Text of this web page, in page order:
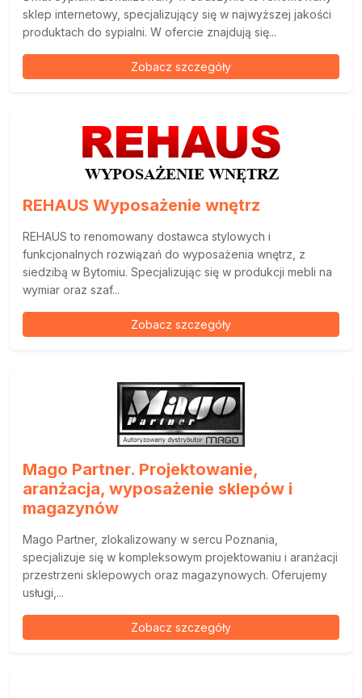
sklep internetowy, specjalizujący się w najwyższej jakości
produktach do sypialni. W ofercie znajdują się...
Zobacz szczegóły
REHAUS Wyposażenie wnętrz
REHAUS to renomowany dostawca stylowych i
funkcjonalnych rozwiązań do wyposażenia wnętrz, z
siedzibą w Bytomiu. Specjalizując się w produkcji mebli na
wymiar oraz szaf...
Zobacz szczegóły
Mago Partner. Projektowanie,
aranżacja, wyposażenie sklepów i
magazynów
Mago Partner, zlokalizowany w sercu Poznania,
specjalizuje się w kompleksowym projektowaniu i aranżacji
przestrzeni sklepowych oraz magazynowych. Oferujemy
usługi,...
Zobacz szczegóły